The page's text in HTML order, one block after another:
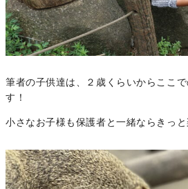
筆者の子供達は、２歳くらいからここ
す！
小さなお子様も保護者と一緒ならきっと